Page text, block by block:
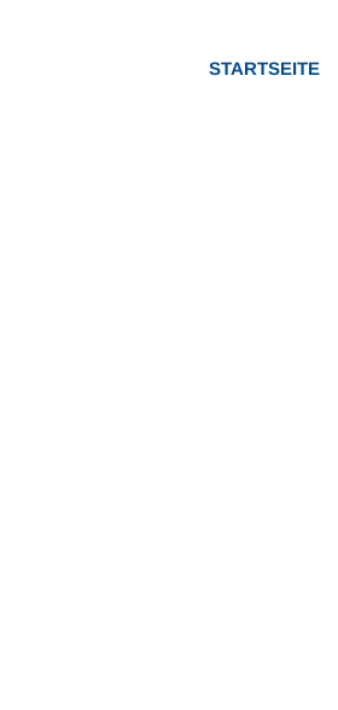
STARTSEITE